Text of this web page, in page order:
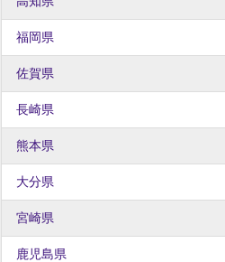
福岡県
佐賀県
長崎県
熊本県
大分県
宮崎県
鹿児島県